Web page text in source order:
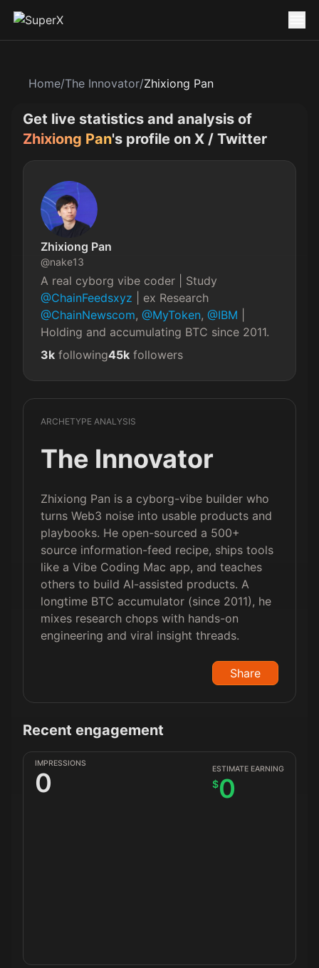
Home/The Innovator/Zhixiong Pan
Get live statistics and analysis of
Zhixiong Pan's profile on X / Twitter
Zhixiong Pan
@nake13
A real cyborg vibe coder | Study
@ChainFeedsxyz | ex Research
@ChainNewscom, @MyToken, @IBM
Holding and accumulating BTC since 2011.
3k following45k followers
ARCHETYPE ANALYSIS
The Innovator
Zhixiong Pan is a cyborg-vibe builder who
turns Web3 noise into usable products and
playbooks. He open-sourced a 500+
source information-feed recipe, ships tools
like a Vibe Coding Mac app, and teaches
others to build AI-assisted products. A
longtime BTC accumulator (since 2011), he
mixes research chops with hands-on
engineering and viral insight threads.
Share
Recent engagement
IMPRESSIONS
0 ESTIMATE EARNING
$0